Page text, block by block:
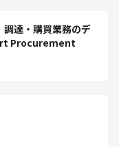
調達・購買業務のデ
Procurement